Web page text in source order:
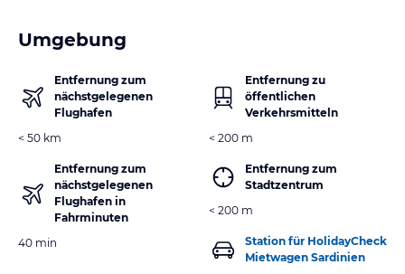
Umgebung
Entfernung zum
nächstgelegenen
Flughafen
< 50 km
Entfernung zum
nächstgelegenen
Flughafen in
Fahrminuten
40 min
Entfernung zu
öffentlichen
Verkehrsmitteln
< 200 m
Entfernung zum
Stadtzentrum
< 200 m
Station für HolidayCheck
Mietwagen Sardinien